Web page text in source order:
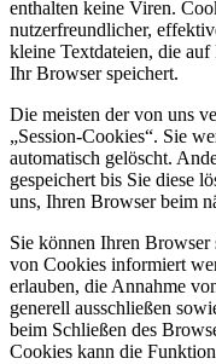
enthalten keine Viren.
nutzerfreundlicher,
kleine Textdateien, die
Ihr Browser speichert.
Die meisten der von uns
„Session-Cookies“. Sie
automatisch gelöscht.
gespeichert bis Sie diese
uns, Ihren Browser beim
Sie können Ihren Browser
von Cookies informiert
erlauben, die Annahme
generell ausschließen
beim Schließen des
Cookies kann die